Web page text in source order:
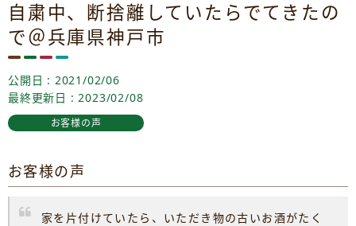
自粛中、断捨離していたらでてきたの
で＠兵庫県神戸市
公開日 : 2021/02/06
最終更新日 : 2023/02/08
お客様の声
お客様の声
家を片付けていたら、いただき物の古いお酒がたく